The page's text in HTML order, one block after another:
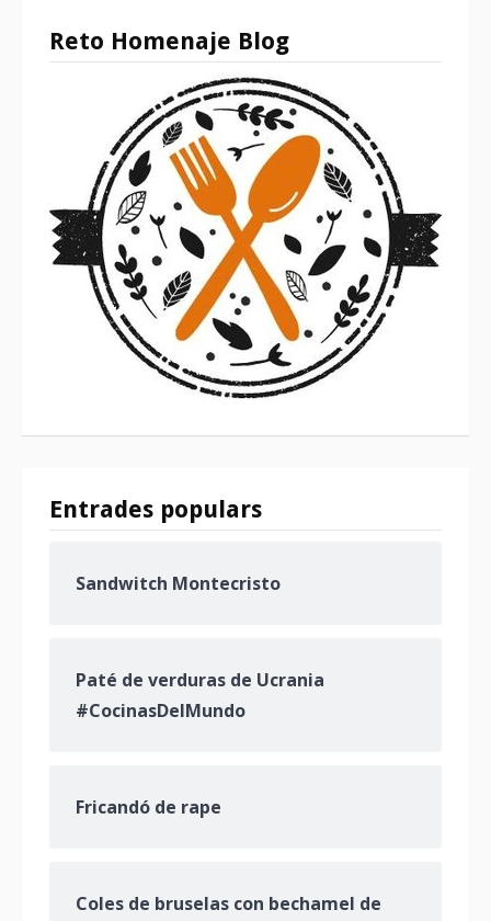
Reto Homenaje Blog
Entrades populars
Sandwitch Montecristo
Paté de verduras de Ucrania
#CocinasDelMundo
Fricandó de rape
Coles de bruselas con bechamel de